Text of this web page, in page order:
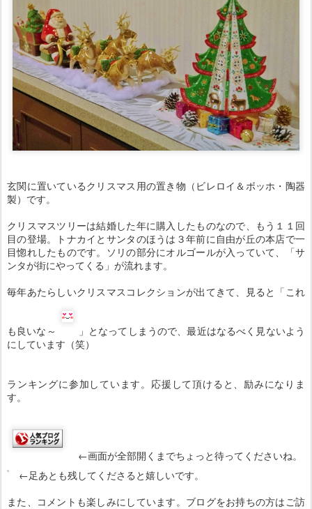
玄関に置いているクリスマス用の置き物（ ビレロイ＆ボッホ・陶器
製）です。
クリスマスツリーは結婚した年に購入したものなので、もう１１回
目の登場。トナカイとサンタのほうは３年前に自由が丘の本店で一
目惚れしたものです。ソリの部分にオルゴールが入っていて、「サ
ンタが街にやってくる」が流れます。
毎年あたらしいクリスマスコレクションが出てきて、見ると「これ
も良いな～
」となってしまうので、最近はなるべく見ないよう
にしています（笑）
ランキングに参加しています。応援して頂けると、励みになりま
す。
←画面が全部開くまでちょっと待ってくださいね。
←足あとも残してくださると嬉しいです。
また、コメントも楽しみにしています。ブログをお持ちの方はご訪